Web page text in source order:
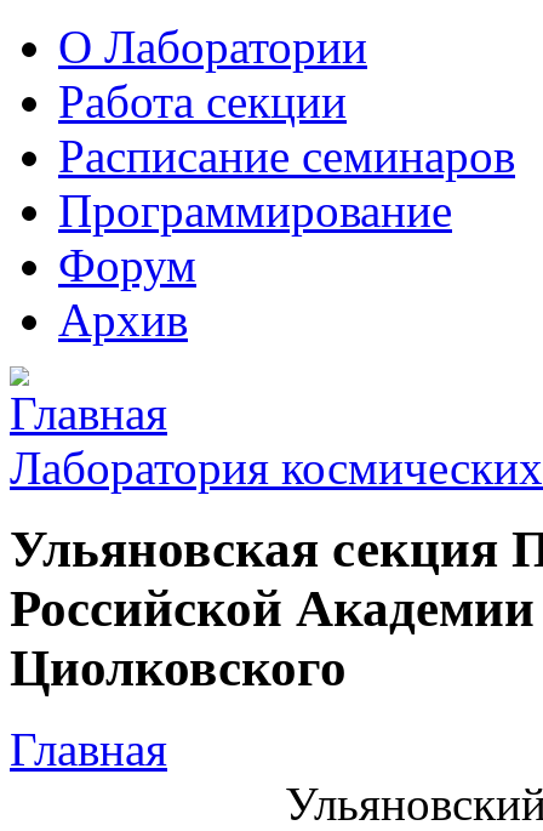
О Лаборатории
Работа секции
Расписание семинаров
Программирование
Форум
Архив
Лаборатория
Ульяновская секция
Российской
Циолковского
Главная